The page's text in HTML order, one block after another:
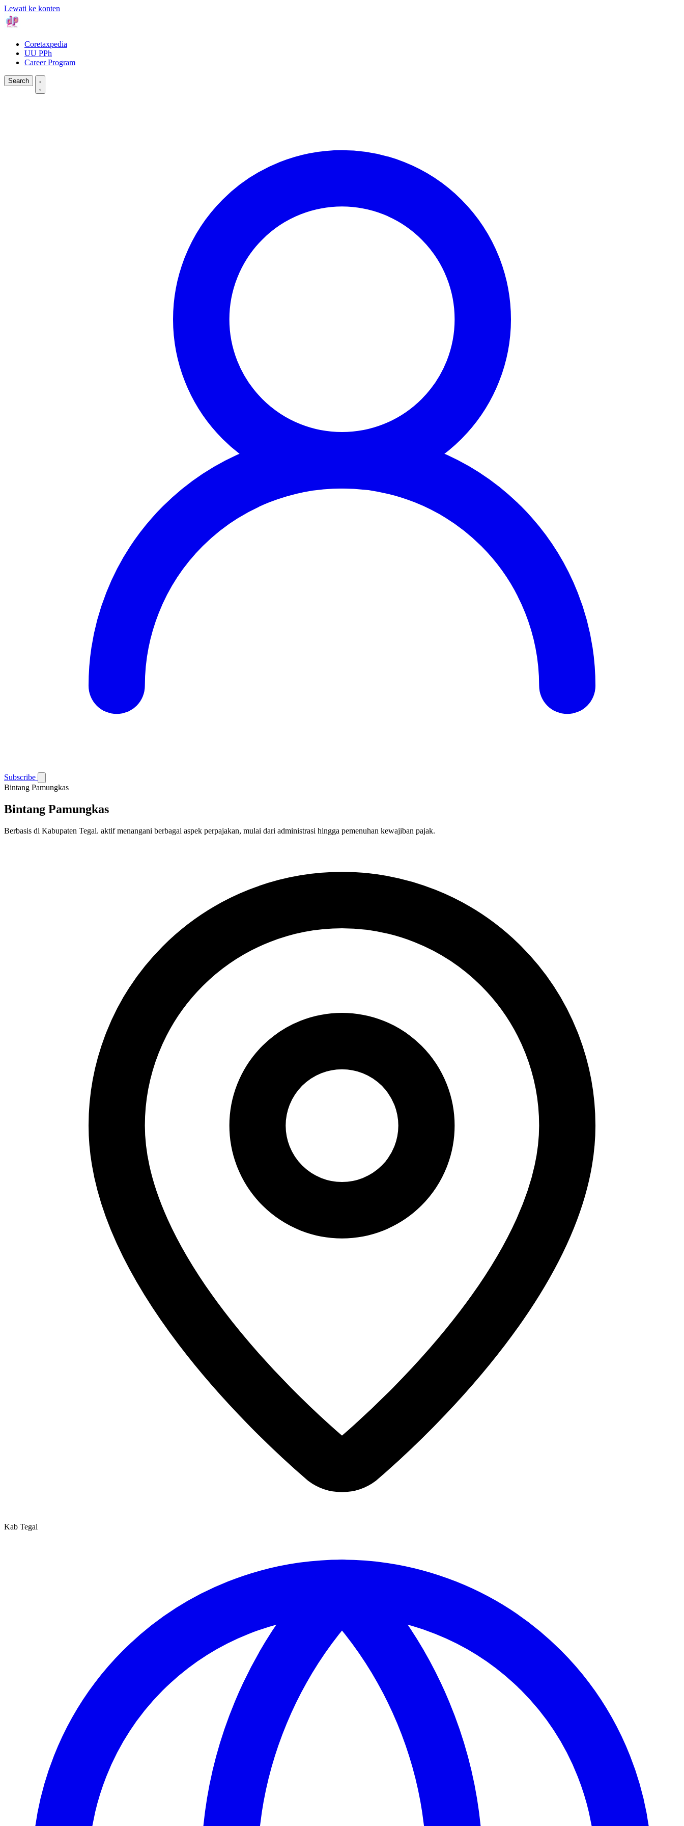
Lewati ke konten
Coretaxpedia
UU PPh
Career Program
Search
Subscribe
Bintang Pamungkas
Bintang Pamungkas
Berbasis di Kabupaten Tegal. aktif menangani berbagai aspek perpajakan, mulai dari administrasi hingga pemenuhan kewajiban pajak.
Kab Tegal